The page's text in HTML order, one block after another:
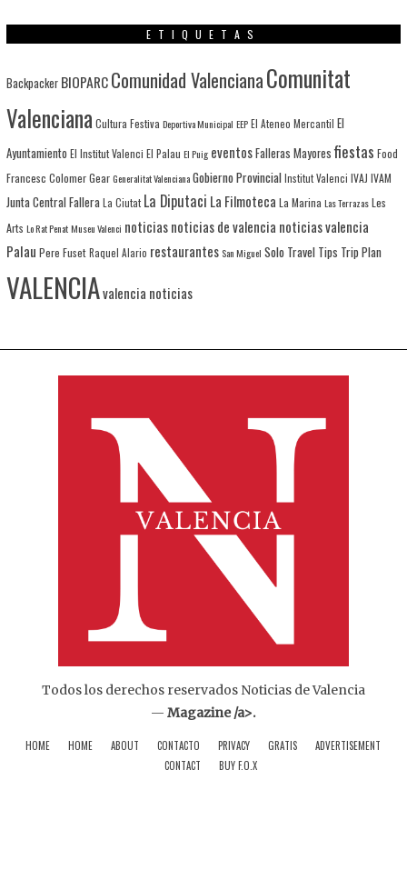
ETIQUETAS
Backpacker BIOPARCComunidad ValencianaComunitat
Valenciana Cultura Festiva Deportiva Municipal EEP El Ateneo Mercantil El
Ayuntamiento El Institut Valenci El Palau El Puig eventosFalleras Mayoresfiestas Food
Francesc ColomerGear Generalitat Valenciana Gobierno Provincial Institut Valenci IVAJ IVAM
Junta Central Fallera La Ciutat La Diputaci La Filmoteca La Marina Las Terrazas Les
Arts Lo Rat Penat Museu Valenci noticiasnoticias de valencia noticias valencia
Palau Pere Fuset Raquel Alario restaurantes San Miguel Solo Travel Tips Trip Plan
VALENCIAvalencia noticias
Todos los derechos reservados Noticias de Valencia
—Magazine /a>.
HOME HOME ABOUT CONTACTO PRIVACY GRATIS
ADVERTISEMENT
CONTACT
BUY F.O.X